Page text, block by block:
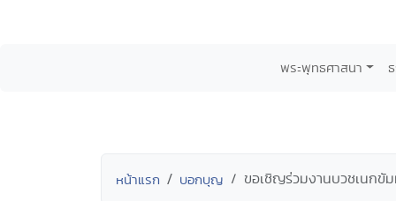
พระพุทธศาสนา
หน้าแรก บอกบุญ ขอเชิญร่วมงานบวชเนกขั